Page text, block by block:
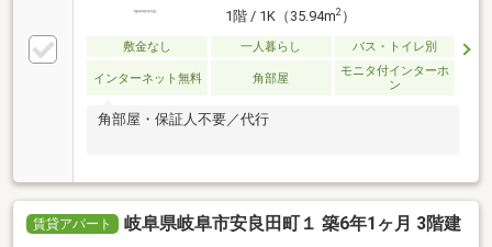
1階 / 1K（35.94m2）
敷金なし 一人暮らし バス・トイレ別
インターネット無料 角部屋
モニタ付インターホ
ン
角部屋・保証人不要／代行
賃貸アパート 岐阜県岐阜市安良田町１ 築6年1ヶ月 3階建